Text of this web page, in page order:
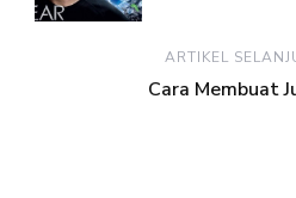
ARTIKEL
Cara Membuat